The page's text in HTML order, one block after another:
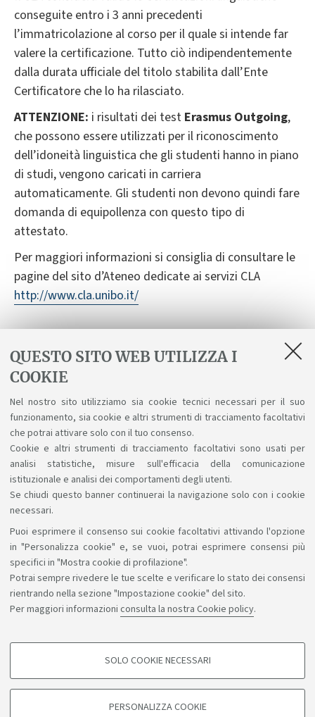
QUESTO SITO WEB UTILIZZA I
COOKIE
Nel nostro sito utilizziamo sia cookie tecnici necessari per il suo
funzionamento, sia cookie e altri strumenti di tracciamento facoltativi
che potrai attivare solo con il tuo consenso.
Cookie e altri strumenti di tracciamento facoltativi sono usati per
analisi statistiche, misure sull'efficacia della comunicazione
istituzionale e analisi dei comportamenti degli utenti.
Se chiudi questo banner continuerai la navigazione solo con i cookie
necessari.
Puoi esprimere il consenso sui cookie facoltativi attivando l'opzione
in "Personalizza cookie" e, se vuoi, potrai esprimere consensi più
specifici in "Mostra cookie di profilazione".
Potrai sempre rivedere le tue scelte e verificare lo stato dei consensi
rientrando nella sezione "Impostazione cookie" del sito.
Per maggiori informazioni consulta la nostra Cookie policy.
COOKIE DI PROFILAZIONE - FACOLTATIVI
degli utenti, creare profili in base al loro comportamento sul sito, per analisi
SOLO COOKIE NECESSARI
PERSONALIZZA COOKIE
conseguite entro i 3 anni precedenti
l’immatricolazione al corso per il quale si intende far
valere la certificazione. Tutto ciò indipendentemente
dalla durata ufficiale del titolo stabilita dall’Ente
Certificatore che lo ha rilasciato.
ATTENZIONE: i risultati dei test Erasmus Outgoing,
che possono essere utilizzati per il riconoscimento
dell’idoneità linguistica che gli studenti hanno in piano
di studi, vengono caricati in carriera
automaticamente. Gli studenti non devono quindi fare
domanda di equipollenza con questo tipo di
attestato.
Per maggiori informazioni si consiglia di consultare le
pagine del sito d’Ateneo dedicate ai servizi CLA
http://www.cla.unibo.it/
Per gli studenti di Bologna:
Per gli studenti del Campus della
Romagna:
Sosteniamo il diritto alla conoscenza
Seguici su: